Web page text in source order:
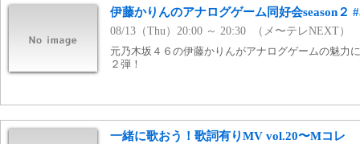
伊藤かりんのアナログゲーム同好会season２
08/13（Thu）20:00 ～ 20:30 （メ〜テレNEXT）
元乃木坂４６の伊藤かりんがアナログゲームの魅力
２弾！
一緒に歌おう！歌詞有りMV vol.20〜Mコレ